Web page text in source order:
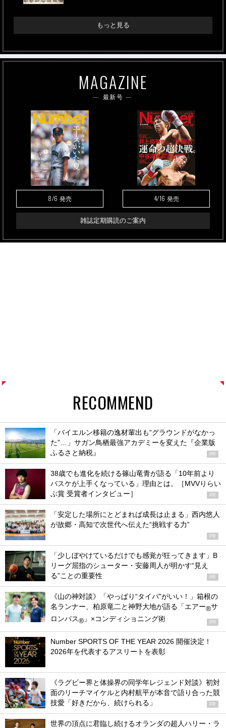
もっと見る
MAGAZINE
最新号
8/6 発売 4/16 発売
雑誌定期購読のご案内
RECOMMEND
「バイエルン移籍の逸材輩出も“グラウンドがなかっ
た”…」サガン鳥栖最強アカデミーを変えた『企業版
ふるさと納税』
PR
38歳でも進化を続ける篠山竜青が語る「10年前より
バスケが上手くなっている」理由とは。［MVVりらい
ぶ賞 受賞者インタビュー］
PR
「安定した場所にとどまれば成長は止まる」西内悠人
が故郷・高知で次世代へ伝えた“挑戦する力”
PR
「少しぼやけているだけでも感覚が狂ってきます」B
リーグ屈指のシューター・安藤周人が明かす“見え
る”ことの重要性
PR
《山の神対談》「やっぱり“タイパ”がいい！」箱根の
名ランナー、柏原竜二と神野大地が語る「エアー®サ
ロンパス® 」×コンディショニング術 PR
Number SPORTS OF THE YEAR 2026 開催決定！
2026年を代表するアスリートを表彰
《ラグビー界と体操界の同学年レジェンド対談》初対
面のリーチマイケルと内村航平が本音で語り合った競
技愛「好きだから、続けられる」
PR
世界の頂点に君臨し続けるオランダの超人ハリー・ラ